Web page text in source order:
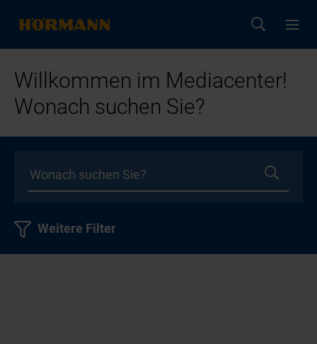
Willkommen im Mediacenter!
Wonach suchen Sie?
Weitere Filter